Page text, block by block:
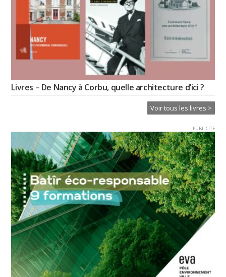
Livres – De Nancy à Corbu, quelle architecture d’ici ?
Voir tous les livres >
PUBLICITE